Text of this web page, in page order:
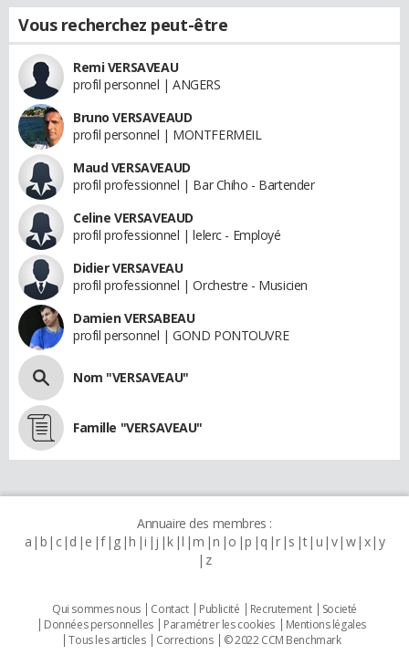
Vous recherchez peut-être
Remi VERSAVEAU
profil personnel | ANGERS
Bruno VERSAVEAUD
profil personnel | MONTFERMEIL
Maud VERSAVEAUD
profil professionnel | Bar Chiho - Bartender
Celine VERSAVEAUD
profil professionnel | lelerc - Employé
Didier VERSAVEAU
profil professionnel | Orchestre - Musicien
Damien VERSABEAU
profil personnel | GOND PONTOUVRE
Nom "VERSAVEAU"
Famille "VERSAVEAU"
Annuaire des membres :
a b c d e f g h i j k l m n o p q r s t u v w x y
z
Qui sommes nous Contact Publicité Recrutement
Societé
Données personnelles
Paramétrer les cookies
Mentions légales
Tous les articles
Corrections © 2022 CCM Benchmark